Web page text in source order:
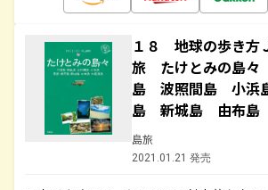
１８ 地球の歩き
旅 たけとみの島
島 波照間島 小
島 新城島 由布島
島旅
2021.01.21 発売